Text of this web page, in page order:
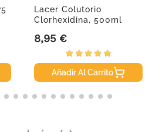
Lacer Colutorio
Clorhexidina, 500ml
Precio
8,95 €
Añadir Al Carrito